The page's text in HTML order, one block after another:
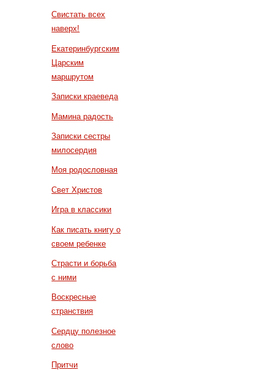
Свистать всех
наверх!
Екатеринбургским
Царским
маршрутом
Записки краеведа
Мамина радость
Записки сестры
милосердия
Моя родословная
Свет Христов
Игра в классики
Как писать книгу о
своем ребенке
Страсти и борьба
с ними
Воскресные
странствия
Сердцу полезное
слово
Притчи